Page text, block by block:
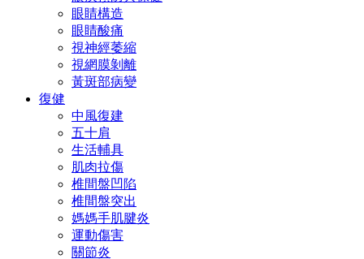
眼睛構造
眼睛酸痛
視神經萎縮
視網膜剝離
黃斑部病變
復健
中風復建
五十肩
生活輔具
肌肉拉傷
椎間盤凹陷
椎間盤突出
媽媽手肌腱炎
運動傷害
關節炎